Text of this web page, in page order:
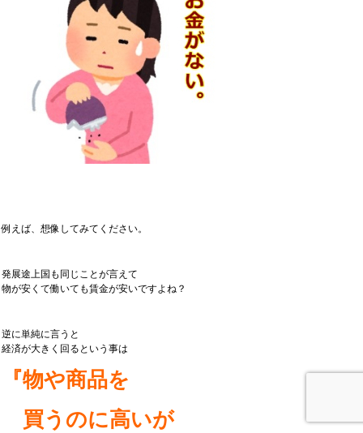
例えば、想像してみてください。
発展途上国も同じことが言えて
物が安くて働いても賃金が安いですよね？
逆に単純に言うと
経済が大きく回るという事は
『物や商品を
買うのに高いが